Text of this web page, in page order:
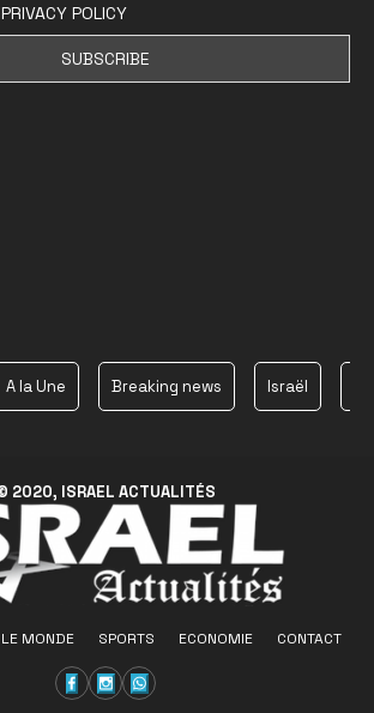
POLICY
A la Une Breaking news Israël
2020, ISRAEL ACTUALITÉS
LE MONDE SPORTS ECONOMIE CONTACT